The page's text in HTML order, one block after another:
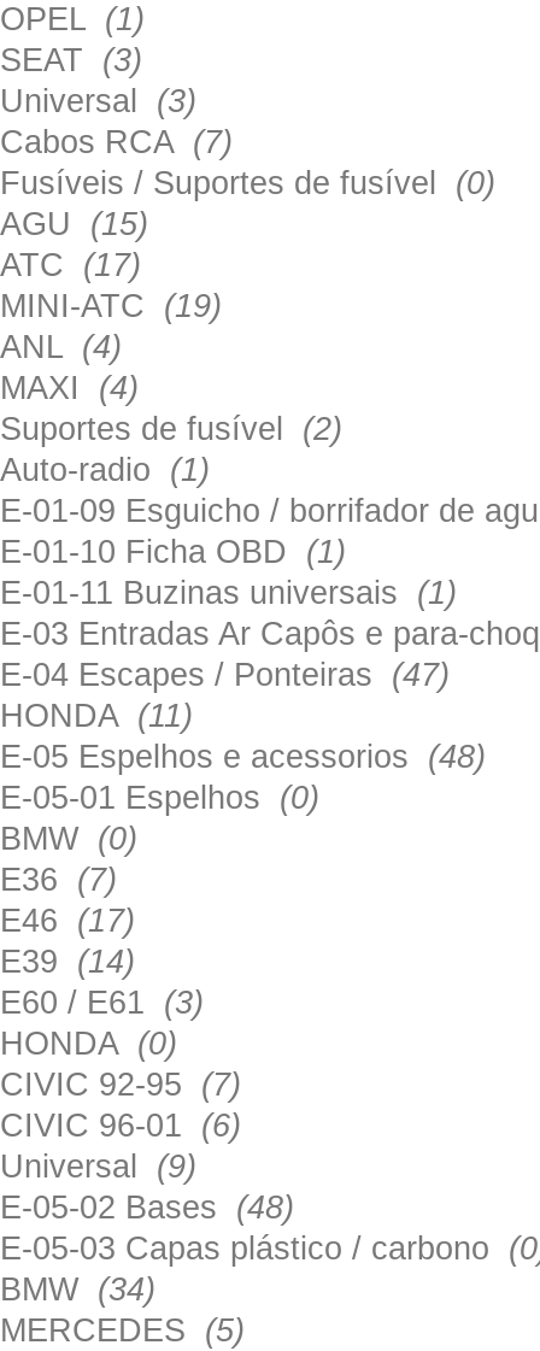
OPEL (1)
SEAT (3)
Universal (3)
Cabos RCA (7)
Fusíveis / Suportes de fusível (0)
AGU (15)
ATC (17)
MINI-ATC (19)
ANL (4)
MAXI (4)
Suportes de fusível (2)
Auto-radio (1)
E-01-09 Esguicho / borrifador de
E-01-10 Ficha OBD (1)
E-01-11 Buzinas universais (1)
E-03 Entradas Ar Capôs e para-
E-04 Escapes / Ponteiras (47)
HONDA (11)
E-05 Espelhos e acessorios (48)
E-05-01 Espelhos (0)
BMW (0)
E36 (7)
E46 (17)
E39 (14)
E60 / E61 (3)
HONDA (0)
CIVIC 92-95 (7)
CIVIC 96-01 (6)
Universal (9)
E-05-02 Bases (48)
E-05-03 Capas plástico / carbono
BMW (34)
MERCEDES (5)